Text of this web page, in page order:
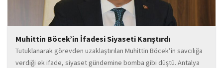
Muhittin Böcek’in İfadesi Siyaseti Karıştırdı
Tutuklanarak görevden uzaklaştırılan Muhittin Böcek’in savcılığa
verdiği ek ifade, siyaset gündemine bomba gibi düştü. Antalya